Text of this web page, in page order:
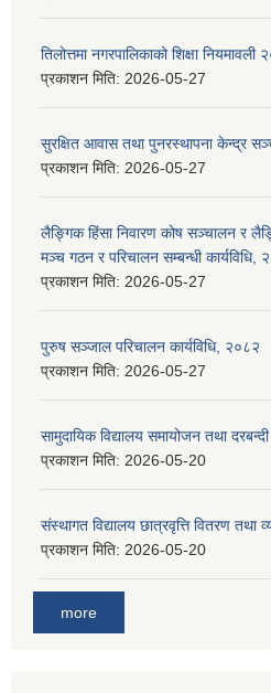
तिलोत्तमा नगरपालिकाको शिक्षा
प्रकाशन मिति: 2026-05-27
सुरक्षित आवास तथा पुनरस्थापना केन्द्र
प्रकाशन मिति: 2026-05-27
लैङ्गिक हिंसा निवारण कोष सञ्चालन र
मञ्च गठन र परिचालन सम्बन्धी कार्यविधि,
प्रकाशन मिति: 2026-05-27
पुरुष सञ्जाल परिचालन कार्यविधि, २०८२
प्रकाशन मिति: 2026-05-27
सामुदायिक विद्यालय समायोजन तथा
प्रकाशन मिति: 2026-05-20
संस्थागत विद्यालय छात्रवृत्ति वितरण तथा
प्रकाशन मिति: 2026-05-20
more